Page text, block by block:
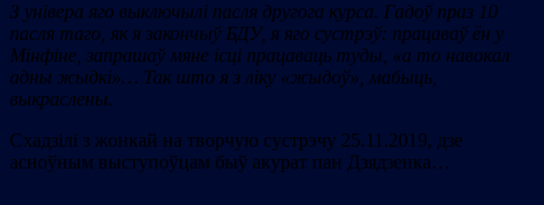
З універа яго выключылі пасля другога курса. Гадоў праз 10
пасля таго, як я закончыў БДУ, я яго сустрэў: працаваў ён у
Мінфіне, запрашаў мяне ісці працаваць туды, «а то навокал
адны жыдкі»… Так што я з ліку «жыдоў» , мабыць,
выкраслены.
Схадзілі з жонкай на творчую сустрэчу 25.11.2019, дзе
асноўным выступоўцам быў акурат пан Дзядзенка…